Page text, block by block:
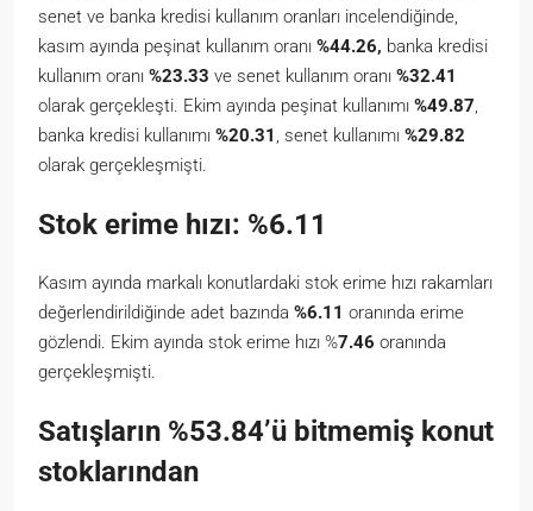
senet ve banka kredisi kullanım oranları incelendiğinde,
kasım ayında peşinat kullanım oranı %44.26, banka kredisi
kullanım oranı %23.33 ve senet kullanım oranı %32.41
olarak gerçekleşti. Ekim ayında peşinat kullanımı %49.87
banka kredisi kullanımı %20.31 , senet kullanımı %29.82
olarak gerçekleşmişti.
Stok erime hızı: %6.11
Kasım ayında markalı konutlardaki stok erime hızı rakamları
değerlendirildiğinde adet bazında %6.11 oranında erime
gözlendi. Ekim ayında stok erime hızı %7.46 oranında
gerçekleşmişti.
Satışların %53.84’ü bitmemiş konut
stoklarından